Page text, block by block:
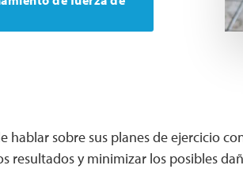
hablar sobre sus planes de ejercicio
resultados y minimizar los posibles